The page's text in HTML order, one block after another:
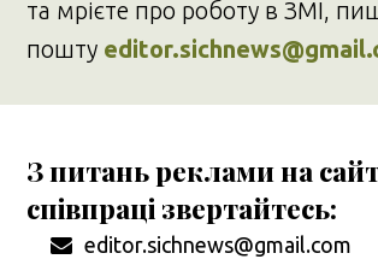
та мрієте про роботу в ЗМІ,
пошту
З питань реклами на
співпраці звертайтесь:
editor.sichnews@gmail.com